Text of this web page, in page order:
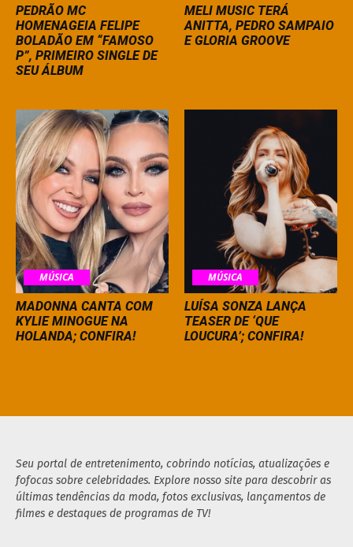
PEDRÃO MC
HOMENAGEIA FELIPE
BOLADÃO EM “FAMOSO
P”, PRIMEIRO SINGLE DE
SEU ÁLBUM
MELI MUSIC TERÁ
ANITTA, PEDRO SAMPAIO
E GLORIA GROOVE
MÚSICA
MADONNA CANTA COM
KYLIE MINOGUE NA
HOLANDA; CONFIRA!
MÚSICA
LUÍSA SONZA LANÇA
TEASER DE ‘QUE
LOUCURA’; CONFIRA!
Seu portal de entretenimento, cobrindo notícias, atualizações e
fofocas sobre celebridades. Explore nosso site para descobrir as
últimas tendências da moda, fotos exclusivas, lançamentos de
filmes e destaques de programas de TV!